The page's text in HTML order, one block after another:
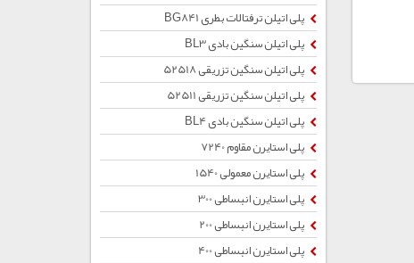
پلی اتیلن ترفتالات بطری BG841
پلی اتیلن سنگین بادی BL3
پلی اتیلن سنگین تزریقی 52518
پلی اتیلن سنگین تزریقی 52511
پلی اتیلن سنگین بادی BL4
پلی استایرن مقاوم 7240
پلی استایرن معمولی 1540
پلی استایرن انبساطی 300
پلی استایرن انبساطی 200
پلی استایرن انبساطی 400